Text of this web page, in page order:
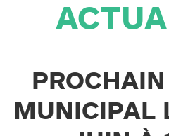
MUNICIPAL